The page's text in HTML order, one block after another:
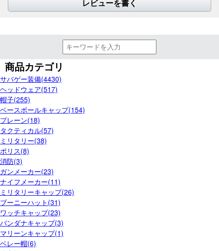
レビューを書く
商品カテゴリ
サバゲー装備(4430)
ヘッドウェア(517)
帽子(255)
ベースボールキャップ(154)
プレーン(18)
タクティカル(57)
ミリタリー(38)
ポリス(8)
消防(3)
ガンメーカー(23)
ナイフメーカー(11)
ミリタリーキャップ(26)
ブーニーハット(31)
ワッチキャップ(23)
バンダナキャップ(3)
マリーンキャップ(1)
ベレー帽(6)